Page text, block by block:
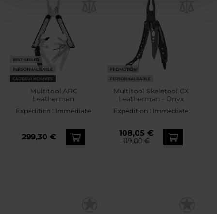
BEST-SELLER
PERSONNALISABLE
CADEAUX HOMMES
Multitool ARC
Leatherman
Expédition : Immédiate
299,30 €
PROMOTION
PERSONNALISABLE
Multitool Skeletool CX
Leatherman - Onyx
Expédition : Immédiate
108,05 €
119,00 €